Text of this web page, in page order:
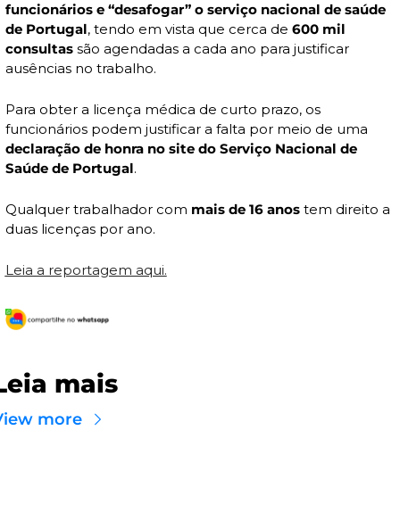
funcionários e “desafogar” o serviço nacional de saúde
de Portugal, tendo em vista que cerca de 600 mil
consultas são agendadas a cada ano para justificar
ausências no trabalho.
Para obter a licença médica de curto prazo, os
declaração de honra no site do Serviço Nacional de
Saúde de Portugal.
Qualquer trabalhador com mais de 16 anos tem direito a
duas licenças por ano.
Leia a reportagem aqui.
mais
more